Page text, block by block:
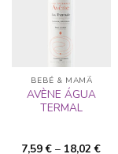
ADICIONAR
A LISTA DE
DESEJOS
BEBÉ & MAMÃ
AVÈNE ÁGUA
TERMAL
7,59€ – 18,02€Price